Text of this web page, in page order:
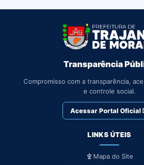
Transparência
Compromisso com a transparência,
e controle social.
Acessar Portal Oficial
LINKS ÚTEIS
Mapa do Site